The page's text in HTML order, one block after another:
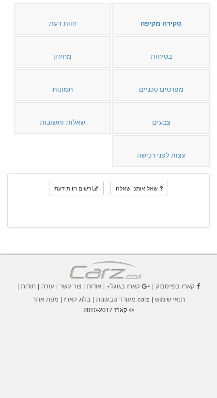
סקירה מקיפה חוות דעת
בטיחות מחירון
מפרטים טכניים תמונות
צבעים שאלות ותשובות
עצות לפני רכישה
שאל אותנו שאלה רשום חוות דעת
קארז בפייסבוק| קארז בגוגל+|אודות |צור קשר | עזרה | תודות |
תנאי שימוש | carz מעודד טבעונות | בלוג קארז | מפת אתר
© קארז 2010-2017